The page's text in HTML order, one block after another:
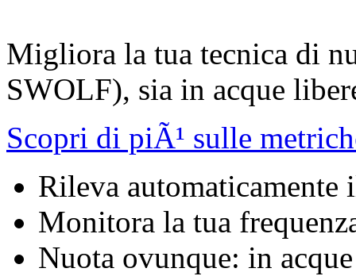
Migliora la tua tecnica di
SWOLF), sia in acque
Scopri di piÃ¹ sulle
Rileva
Monitora la tua
Nuota ovunque: in